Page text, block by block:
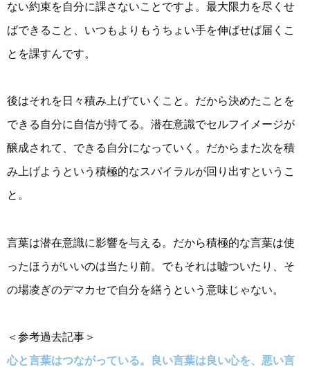
ない約束を自分に課さないことですよ。最大限力を尽くせ
ばできること、いつもよりもうちょい手を伸ばせば届くこ
とを課すんです。
後はそれを日々積み上げていくこと。だから決めたことを
できる自分に自信が持てる。潜在意識でセルフイメージが
醸成されて、できる自分になっていく。だからまた次を積
み上げようという積極的なスパイラルが回り出すというこ
と。
言葉は潜在意識に影響を与える。だから積極的な言葉は使
ったほうがいいのは当たり前。でもそれは嘘ついたり、そ
の場凌ぎのデマカセで自分を繕うという意味じゃない。
＜参考過去記事＞
心と言葉はつながっている。良い言葉は良い心を、悪い言